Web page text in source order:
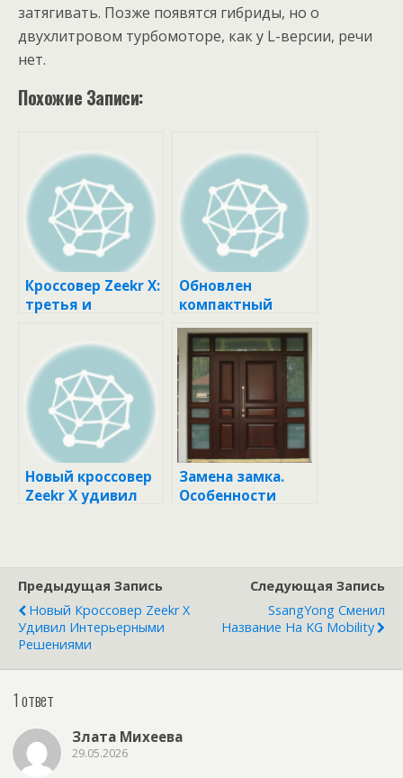
затягивать. Позже появятся гибриды, но о
двухлитровом турбомоторе, как у L-версии, речи
нет.
Похожие Записи:
Кроссовер Zeekr X:
третья и
в гамме
Обновлен
компактный
кроссовер Buick
Encore GX
Новый кроссовер
Zeekr X удивил
Замена замка.
Особенности
Предыдущая Запись
Новый Кроссовер Zeekr X
Удивил Интерьерными
Решениями
Следующая Запись
SsangYong Сменил
Название На KG Mobility
1 ответ
Злата Михеева
29.05.2026